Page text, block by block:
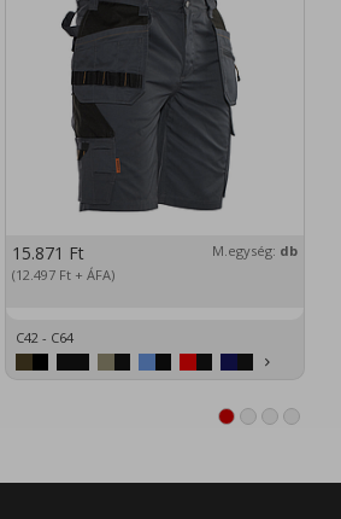
15.871 Ft
(12.497 Ft + ÁFA)
M.egység: db
C42 - C64